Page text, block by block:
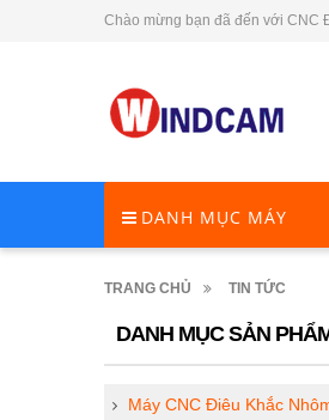
Chào mừng bạn đã đến với CNC
DANH MỤC MÁY
TRANG CHỦ TIN TỨC
DANH MỤC SẢN
Máy CNC Điêu Khắc